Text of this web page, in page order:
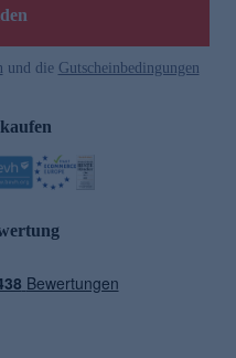
und die Gutscheinbedingungen